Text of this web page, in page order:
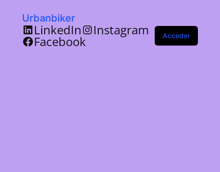
Urbanbiker
LinkedIn Instagram
Facebook Acceder